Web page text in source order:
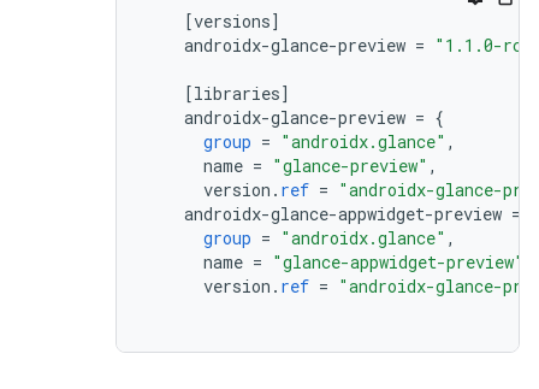
[versions]
androidx-glance-preview = "1.1.0-
[libraries]
androidx-glance-preview = {
group = "androidx.glance" ,
name = "glance-preview" ,
version . ref = "androidx-glance-
androidx-glance-appwidget-preview =
group = "androidx.glance" ,
name = "glance-appwidget-preview"
version . ref = "androidx-glance-